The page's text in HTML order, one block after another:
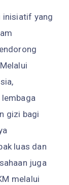
inisiatif yang
gizi bagi
luas dan
juga
melalui